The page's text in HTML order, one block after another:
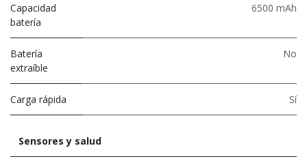
Capacidad
batería
6500 mAh
Batería
extraíble
No
Carga rápida Sí
Sensores y salud